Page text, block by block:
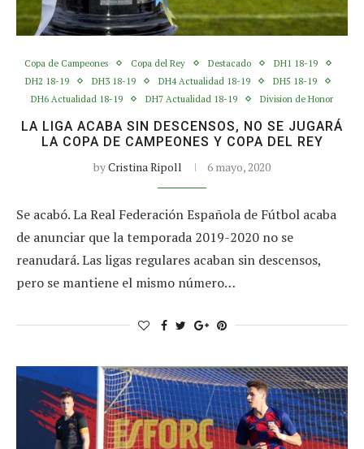
Copa de Campeones Copa del Rey Destacado
DH1 18-19
DH2 18-19
DH3 18-19 DH4 Actualidad 18-19
DH5 18-19
DH6 Actualidad 18-19
DH7 Actualidad 18-19 Division de Honor
LA LIGA ACABA SIN DESCENSOS, NO SE JUGARÁ
LA COPA DE CAMPEONES Y COPA DEL REY
byCristina Ripoll 6 mayo, 2020
Se acabó. La Real Federación Española de Fútbol acaba
de anunciar que la temporada 2019-2020 no se
reanudará. Las ligas regulares acaban sin descensos,
pero se mantiene el mismo número…